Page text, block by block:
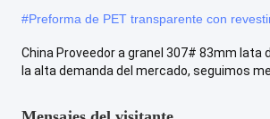
#Preforma de PET transparente con
China Proveedor a granel 307# 83mm
la alta demanda del mercado, seguimos